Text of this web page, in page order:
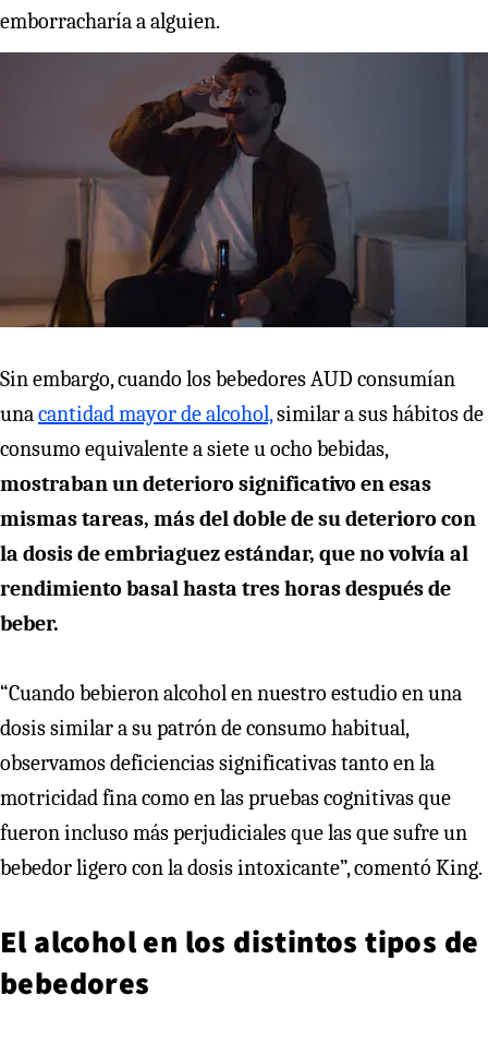
emborracharía a alguien.
Sin embargo, cuando los bebedores AUD consumían
unacantidad mayor de alcohol,similar a sus hábitos de
consumo equivalente a siete u ocho bebidas,
mostraban un deterioro significativo en esas
mismas tareas, más del doble de su deterioro con
la dosis de embriaguez estándar, que no volvía al
rendimiento basal hasta tres horas después de
beber.
“Cuando bebieron alcohol en nuestro estudio en una
dosis similar a su patrón de consumo habitual,
observamos deficiencias significativas tanto en la
motricidad fina como en las pruebas cognitivas que
fueron incluso más perjudiciales que las que sufre un
bebedor ligero con la dosis intoxicante”, comentó King.
El alcohol en los distintos tipos de
bebedores